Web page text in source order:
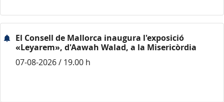
El Consell de Mallorca inaugura l'exposició
«Leyarem», d'Aawah Walad, a la Misericòrdia
07-08-2026 / 19.00 h